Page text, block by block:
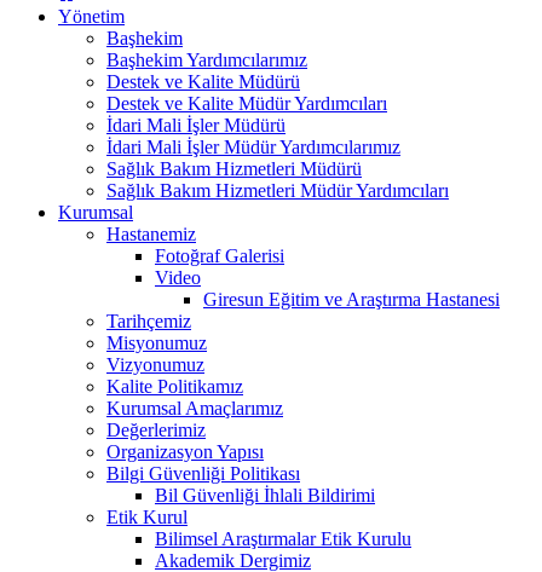
Yönetim
Başhekim
Başhekim Yardımcılarımız
Destek ve Kalite Müdürü
Destek ve Kalite Müdür Yardımcıları
İdari Mali İşler Müdürü
İdari Mali İşler Müdür Yardımcılarımız
Sağlık Bakım Hizmetleri Müdürü
Sağlık Bakım Hizmetleri Müdür Yardımcıları
Kurumsal
Hastanemiz
Fotoğraf Galerisi
Video
Giresun Eğitim ve Araştırma Hastanesi
Tarihçemiz
Misyonumuz
Vizyonumuz
Kalite Politikamız
Kurumsal Amaçlarımız
Değerlerimiz
Organizasyon Yapısı
Bilgi Güvenliği Politikası
Bil Güvenliği İhlali Bildirimi
Etik Kurul
Bilimsel Araştırmalar Etik Kurulu
Akademik Dergimiz